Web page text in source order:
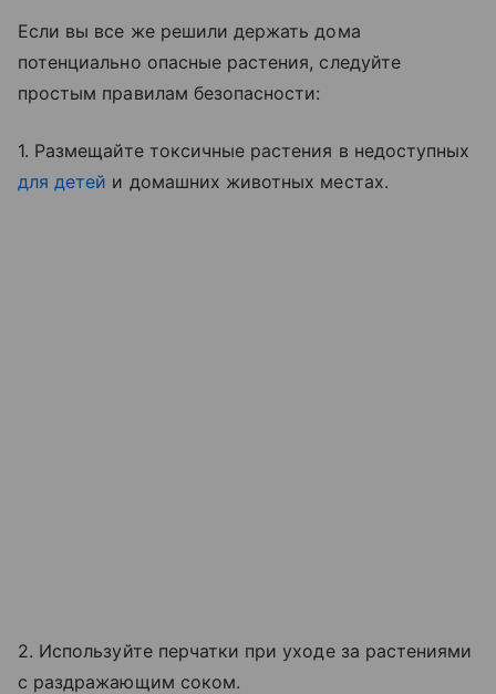
Если вы все же решили держать дома
потенциально опасные растения, следуйте
простым правилам безопасности:
1. Размещайте токсичные растения в недоступных
для детей и домашних животных местах.
2. Используйте перчатки при уходе за растениями
с раздражающим соком.